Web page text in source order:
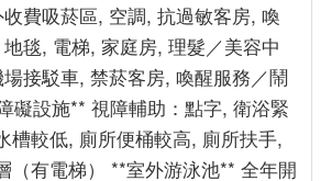
費吸菸區, 空調, 抗過敏客房, 喚
毯, 電梯, 家庭房, 理髮／美容中
接駁車, 禁菸客房, 喚醒服務／鬧
礙設施** 視障輔助：點字, 衛浴緊
槽較低, 廁所便桶較高, 廁所扶手,
（有電梯） **室外游泳池** 全年開